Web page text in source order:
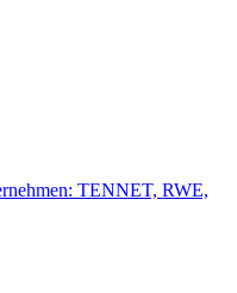
TENNET, RWE,